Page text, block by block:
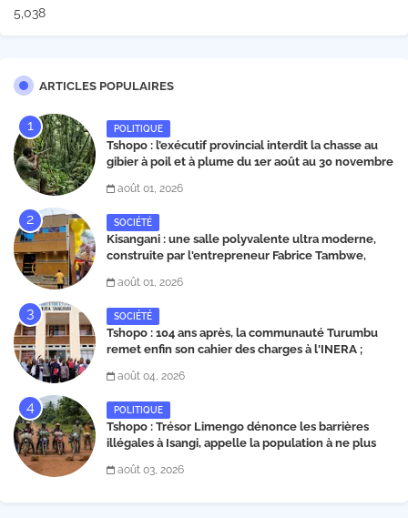
5,038
ARTICLES POPULAIRES
POLITIQUE
Tshopo : l’exécutif provincial interdit la chasse au
gibier à poil et à plume du 1er août au 30 novembre
août 01, 2026
SOCIÉTÉ
Kisangani : une salle polyvalente ultra moderne,
construite par l'entrepreneur Fabrice Tambwe,
août 01, 2026
SOCIÉTÉ
Tshopo : 104 ans après, la communauté Turumbu
remet enfin son cahier des charges à l'INERA ;
août 04, 2026
POLITIQUE
Tshopo : Trésor Limengo dénonce les barrières
illégales à Isangi, appelle la population à ne plus
août 03, 2026